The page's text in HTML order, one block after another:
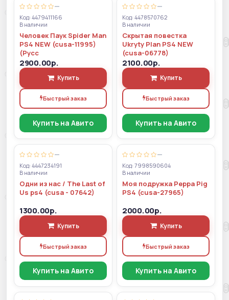
—
Код: 4479411166
В наличии
Человек Паук Spider Man
PS4 NEW (cusa-11995)
(Русс
2900.00р.
Купить
Быстрый заказ
Купить на Авито
—
Код: 4478570762
В наличии
Скрытая повестка
Ukryty Plan PS4 NEW
(cusa-06778)
2100.00р.
Купить
Быстрый заказ
Купить на Авито
—
Код: 4447234191
В наличии
Одни из нас / The Last of
Us ps4 (cusa - 07642)
1300.00р.
Купить
Быстрый заказ
Купить на Авито
—
Код: 7998590604
В наличии
Моя подружка Peppa Pig
PS4 (cusa-27965)
2000.00р.
Купить
Быстрый заказ
Купить на Авито